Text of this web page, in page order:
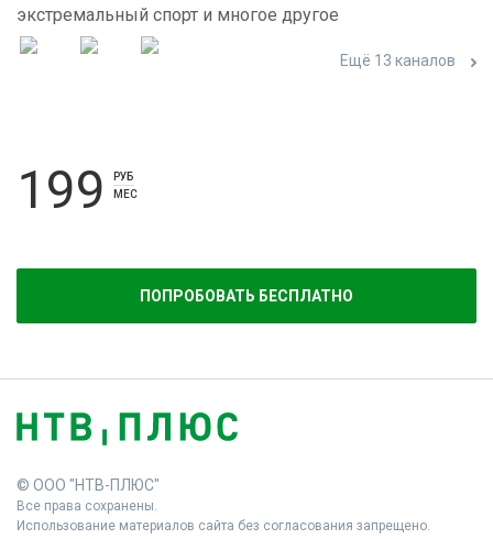
экстремальный спорт и многое другое
Ещё 13 каналов
199
РУБ
МЕС
ПОПРОБОВАТЬ БЕСПЛАТНО
© ООО "НТВ-ПЛЮС"
Все права сохранены.
Использование материалов сайта без согласования запрещено.